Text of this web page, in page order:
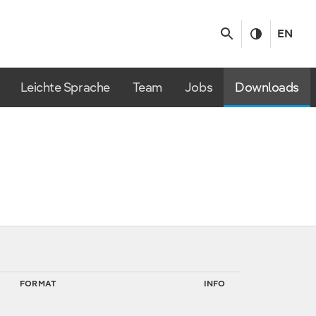
EN
Leichte Sprache Team Jobs Downloads
FORMAT INFO